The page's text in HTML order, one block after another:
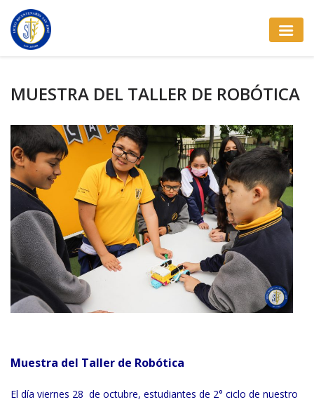
MUESTRA DEL TALLER DE ROBÓTICA
Muestra del Taller de Robótica
El día viernes 28 de octubre, estudiantes de 2° ciclo de nuestro